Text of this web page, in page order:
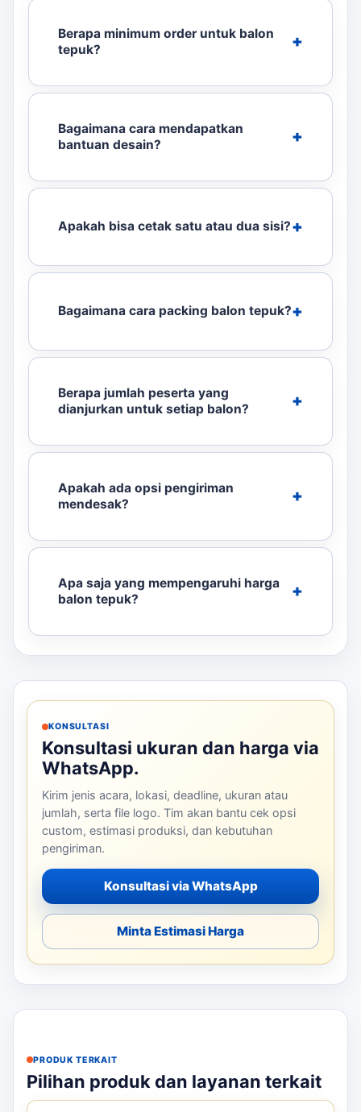
Berapa minimum order untuk balon
tepuk?
Bagaimana cara mendapatkan
bantuan desain?
Apakah bisa cetak satu atau dua sisi?
Bagaimana cara packing balon tepuk?
Berapa jumlah peserta yang
dianjurkan untuk setiap balon?
Apakah ada opsi pengiriman
mendesak?
Apa saja yang mempengaruhi harga
balon tepuk?
KONSULTASI
Konsultasi ukuran dan harga via
WhatsApp.
Kirim jenis acara, lokasi, deadline, ukuran atau
jumlah, serta file logo. Tim akan bantu cek opsi
custom, estimasi produksi, dan kebutuhan
pengiriman.
Konsultasi via WhatsApp
Minta Estimasi Harga
PRODUK TERKAIT
Pilihan produk dan layanan terkait